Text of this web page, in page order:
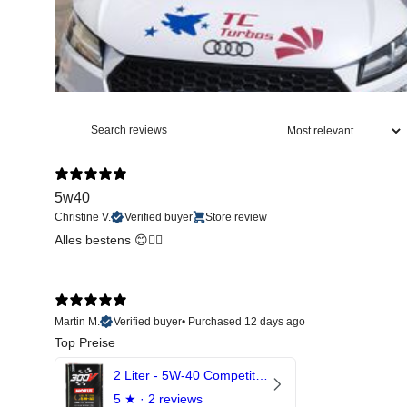
5w40
Christine V. Verified buyer Store review
Alles bestens 😊👍🏻
Martin M.
Verified buyer• Purchased 12 days ago
Top Preise
2 Liter - 5W-40 Competition 300V Motul Motoröl
5 ★ · 2 reviews